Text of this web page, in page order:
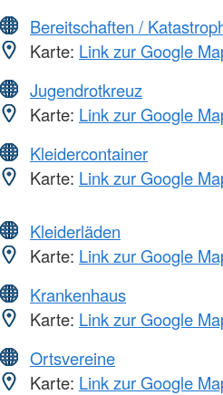
Bereitschaften /
Karte: Link zur Google
Jugendrotkreuz
Karte: Link zur Google
Kleidercontainer
Karte: Link zur Google
Kleiderläden
Karte: Link zur Google
Krankenhaus
Karte: Link zur Google
Ortsvereine
Karte: Link zur Google